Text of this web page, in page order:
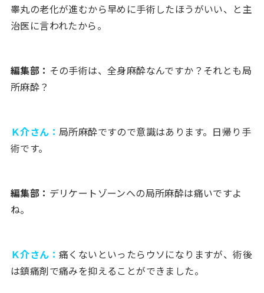
睾丸の老化が進むから早めに手術したほうがいい、と主
治医に言われたから。
編集部： その手術は、全身麻酔なんですか？それとも局
所麻酔？
Ｋ介さん： 局所麻酔ですので意識はあります。日帰り手
術です。
編集部： デリケートゾーンへの局所麻酔は痛いですよ
ね。
Ｋ介さん： 痛くないといったらウソになりますが、術後
は鎮痛剤で痛みを抑えることができました。